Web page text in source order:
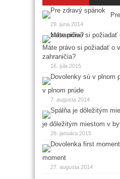
29. júna 2014
Máte právo si požiadať o
zahraničia?
16. júla 2015
v plnom prúde
7. augusta 2014
je dôležitým miestom v
28. januára 2015
moment
27. augusta 2014